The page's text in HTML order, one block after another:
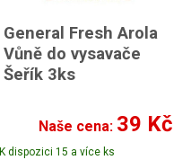
General Fresh Arola
Vůně do vysavače
Šeřík 3ks
Naše cena: 39 Kč
K dispozici 15 a více ks